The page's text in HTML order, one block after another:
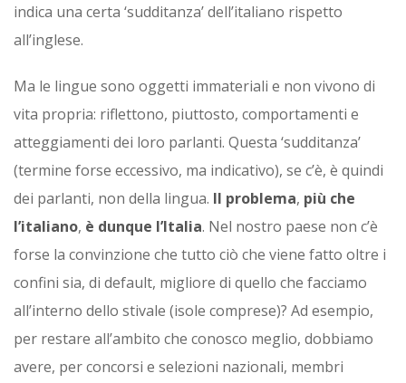
indica una certa ‘sudditanza’ dell’italiano rispetto
all’inglese.
Ma le lingue sono oggetti immateriali e non vivono di
vita propria: riflettono, piuttosto, comportamenti e
atteggiamenti dei loro parlanti. Questa ‘sudditanza’
(termine forse eccessivo, ma indicativo), se c’è, è quindi
dei parlanti, non della lingua. Il problema, più che
l’italiano, è dunque l’Italia. Nel nostro paese non c’è
forse la convinzione che tutto ciò che viene fatto oltre i
confini sia, di default, migliore di quello che facciamo
all’interno dello stivale (isole comprese)? Ad esempio,
per restare all’ambito che conosco meglio, dobbiamo
avere, per concorsi e selezioni nazionali, membri